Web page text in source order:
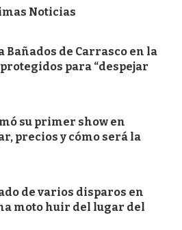
Noticias
de Carrasco en la
para “despejar
su primer show en
precios y cómo será la
de varios disparos en
moto huir del lugar del